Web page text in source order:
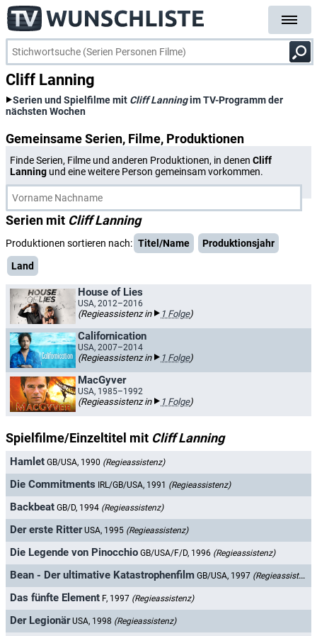
Cliff Lanning
Serien und Spielfilme mit Cliff Lanningim TV-Programm der
nächsten Wochen
Gemeinsame Serien, Filme, Produktionen
Finde Serien, Filme und anderen Produktionen, in denen Cliff
Lanning und eine weitere Person gemeinsam vorkommen.
Serien mit Cliff Lanning
Produktionen sortieren nach: Titel/Name
Produktionsjahr
Land
House of Lies
USA, 2012–2016
(Regieassistenz in 1 Folge)
Californication
USA, 2007–2014
(Regieassistenz in 1 Folge)
MacGyver
USA, 1985–1992
(Regieassistenz in 1 Folge)
Spielfilme/Einzeltitel mit Cliff Lanning
Hamlet GB/USA, 1990 (Regieassistenz)
Die Commitments IRL/GB/USA, 1991 (Regieassistenz)
Backbeat GB/D, 1994 (Regieassistenz)
Der erste Ritter USA, 1995 (Regieassistenz)
Die Legende von Pinocchio GB/USA/F/D, 1996 (Regieassistenz)
Bean - Der ultimative Katastrophenfilm GB/USA, 1997 (Regieassistenz)
Das fünfte Element F, 1997 (Regieassistenz)
Der Legionär USA, 1998 (Regieassistenz)